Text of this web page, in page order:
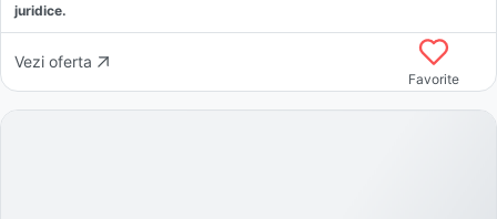
juridice.
Vezi oferta
Favorite